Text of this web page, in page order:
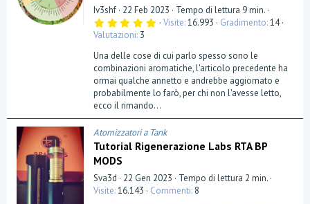
Iv3shf 22 Feb 2023
Tempo di lettura 9 min.
5
0
s
t
e
l
l
(
e
)
Visite 16.993 Gradimento 14
Valutazioni 3
Una delle cose di cui parlo spesso sono le
combinazioni aromatiche, l'articolo precedente ha
ormai qualche annetto e andrebbe aggiornato e
probabilmente lo farò, per chi non l'avesse letto,
ecco il rimando...
Atomizzatori a Tank
Tutorial Rigenerazione Labs RTA BP
MODS
Sva3d 22 Gen 2023
Tempo di lettura 2 min.
Visite 16.143 Commenti 8